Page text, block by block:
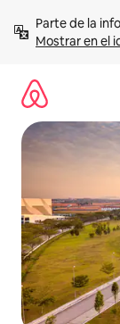
contenidoMostrar en el